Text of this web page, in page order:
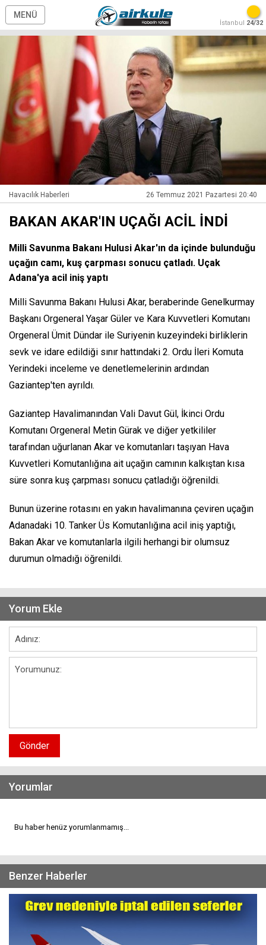
MENÜ
İstanbul 24/32
Havacılık Haberleri 26 Temmuz 2021 Pazartesi 20:40
BAKAN AKAR'IN UÇAĞI ACİL İNDİ
Milli Savunma Bakanı Hulusi Akar'ın da içinde bulunduğu
uçağın camı, kuş çarpması sonucu çatladı. Uçak
Adana'ya acil iniş yaptı
Milli Savunma Bakanı Hulusi Akar, beraberinde Genelkurmay
Başkanı Orgeneral Yaşar Güler ve Kara Kuvvetleri Komutanı
Orgeneral Ümit Dündar ile Suriyenin kuzeyindeki birliklerin
sevk ve idare edildiği sınır hattındaki 2. Ordu İleri Komuta
Yerindeki inceleme ve denetlemelerinin ardından
Gaziantep'ten ayrıldı.
Gaziantep Havalimanından Vali Davut Gül, İkinci Ordu
Komutanı Orgeneral Metin Gürak ve diğer yetkililer
tarafından uğurlanan Akar ve komutanları taşıyan Hava
Kuvvetleri Komutanlığına ait uçağın camının kalkıştan kısa
süre sonra kuş çarpması sonucu çatladığı öğrenildi.
Bunun üzerine rotasını en yakın havalimanına çeviren uçağın
Adanadaki 10. Tanker Üs Komutanlığına acil iniş yaptığı,
Bakan Akar ve komutanlarla ilgili herhangi bir olumsuz
durumun olmadığı öğrenildi.
Yorum Ekle
Gönder
Yorumlar
Bu haber henüz yorumlanmamış...
Benzer Haberler